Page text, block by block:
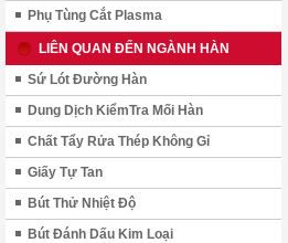
Phụ Tùng Cắt Plasma
LIÊN QUAN ĐẾN NGÀNH HÀN
Sứ Lót Đường Hàn
Dung Dịch KiểmTra Mối Hàn
Chất Tẩy Rửa Thép Không Gỉ
Giấy Tự Tan
Bút Thử Nhiệt Độ
Bút Đánh Dấu Kim Loại